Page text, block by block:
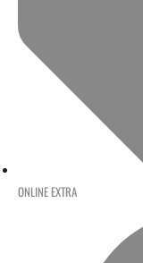
ONLINE EXTRA